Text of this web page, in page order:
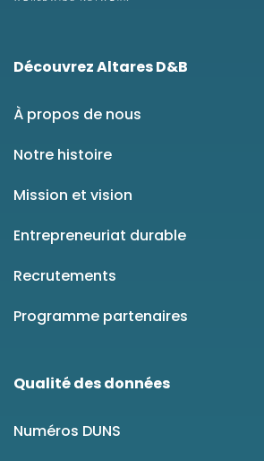
Découvrez Altares D&B
À propos de nous
Notre histoire
Mission et vision
Entrepreneuriat durable
Recrutements
Programme partenaires
Qualité des données
Numéros DUNS